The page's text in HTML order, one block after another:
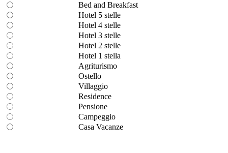
Bed and Breakfast
Hotel 5 stelle
Hotel 4 stelle
Hotel 3 stelle
Hotel 2 stelle
Hotel 1 stella
Agriturismo
Ostello
Villaggio
Residence
Pensione
Campeggio
Casa Vacanze